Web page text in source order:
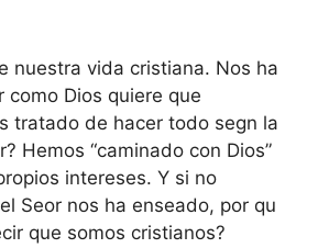
nuestra vida cristiana. Nos ha
como Dios quiere que
tratado de hacer todo segn la
Hemos “caminado con Dios”
intereses. Y si no
Seor nos ha enseado, por qu
que somos cristianos?